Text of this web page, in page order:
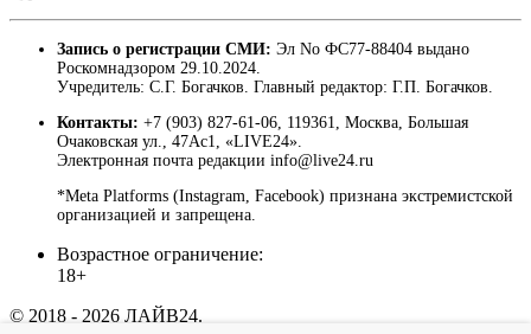
Запись о регистрации СМИ: Эл No ФС77-88404 выдано
Роскомнадзором 29.10.2024.
Учредитель: С.Г. Богачков. Главный редактор: Г.П. Богачков.
Контакты: +7 (903) 827-61-06, 119361, Москва, Большая
Очаковская ул., 47Ас1, «LIVE24».
Электронная почта редакции info@live24.ru
*Meta Platforms (Instagram, Facebook) признана экстремистской
организацией и запрещена.
Возрастное ограничение:
18+
© 2018 - 2026 ЛАЙВ24.